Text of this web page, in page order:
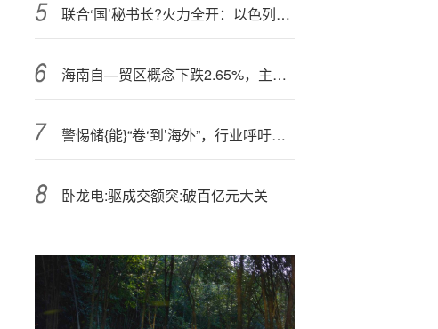
联合‘国’秘书长?火力全开：以色列或犯下“战争罪”！不想和特朗普打口水战
海南自—贸区概念下跌2.65%，主力资金净流出26股
警惕储{能}“卷‘到’海外”，行业呼吁长期主义
卧龙电:驱成交额突:破百亿元大关